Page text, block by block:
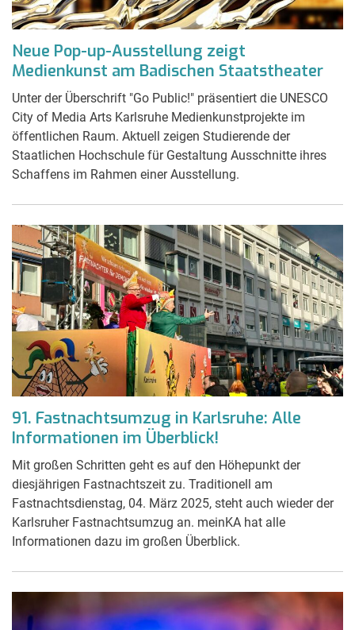
Neue Pop-up-Ausstellung zeigt
Medienkunst am Badischen Staatstheater
Unter der Überschrift "Go Public!" präsentiert die UNESCO
City of Media Arts Karlsruhe Medienkunstprojekte im
öffentlichen Raum. Aktuell zeigen Studierende der
Staatlichen Hochschule für Gestaltung Ausschnitte ihres
Schaffens im Rahmen einer Ausstellung.
91. Fastnachtsumzug in Karlsruhe: Alle
Informationen im Überblick!
Mit großen Schritten geht es auf den Höhepunkt der
diesjährigen Fastnachtszeit zu. Traditionell am
Fastnachtsdienstag, 04. März 2025, steht auch wieder der
Karlsruher Fastnachtsumzug an. meinKA hat alle
Informationen dazu im großen Überblick.